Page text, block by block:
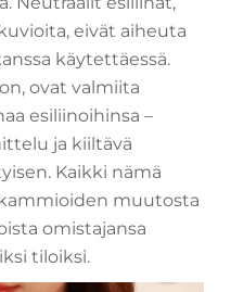
eivät aiheuta
käytettäessä.
ovat valmiita
esiliinoihinsa –
ja kiiltävä
Kaikki nämä
muutosta
omistajansa
tiloiksi.